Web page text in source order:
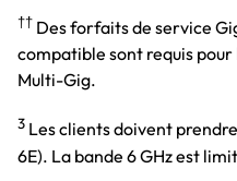
†† Des forfaits de service
compatible sont requis
Multi-Gig.
3 Les clients doivent
6E). La bande 6 GHz est